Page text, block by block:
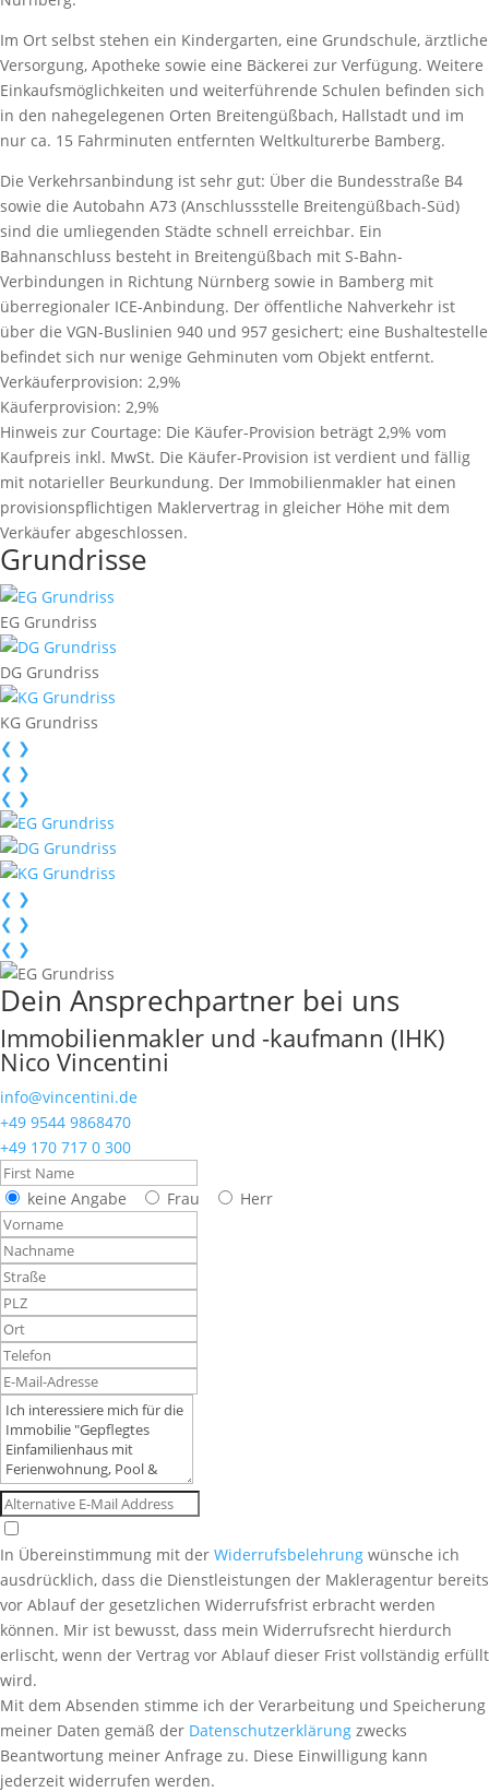
Im Ort selbst stehen ein Kindergarten, eine Grundschule, ärztliche
Versorgung, Apotheke sowie eine Bäckerei zur Verfügung. Weitere
Einkaufsmöglichkeiten und weiterführende Schulen befinden sich
in den nahegelegenen Orten Breitengüßbach, Hallstadt und im
nur ca. 15 Fahrminuten entfernten Weltkulturerbe Bamberg.
Die Verkehrsanbindung ist sehr gut: Über die Bundesstraße B4
sowie die Autobahn A73 (Anschlussstelle Breitengüßbach-Süd)
sind die umliegenden Städte schnell erreichbar. Ein
Bahnanschluss besteht in Breitengüßbach mit S-Bahn-
Verbindungen in Richtung Nürnberg sowie in Bamberg mit
überregionaler ICE-Anbindung. Der öffentliche Nahverkehr ist
über die VGN-Buslinien 940 und 957 gesichert; eine Bushaltestelle
befindet sich nur wenige Gehminuten vom Objekt entfernt.
Verkäuferprovision: 2,9%
Käuferprovision: 2,9%
Hinweis zur Courtage: Die Käufer-Provision beträgt 2,9% vom
Kaufpreis inkl. MwSt. Die Käufer-Provision ist verdient und fällig
mit notarieller Beurkundung. Der Immobilienmakler hat einen
provisionspﬂichtigen Maklervertrag in gleicher Höhe mit dem
Verkäufer abgeschlossen.
Grundrisse
EG Grundriss
DG Grundriss
KG Grundriss
❮ ❯
❮ ❯
❮ ❯
❮ ❯
❮ ❯
❮ ❯
Dein Ansprechpartner bei uns
Immobilienmakler und -kaufmann (IHK)
Nico Vincentini
info@vincentini.de
+49 9544 9868470
+49 170 717 0 300
keine Angabe Frau Herr
In Übereinstimmung mit der Widerrufsbelehrung wünsche ich
ausdrücklich, dass die Dienstleistungen der Makleragentur bereits
vor Ablauf der gesetzlichen Widerrufsfrist erbracht werden
können. Mir ist bewusst, dass mein Widerrufsrecht hierdurch
erlischt, wenn der Vertrag vor Ablauf dieser Frist vollständig erfüllt
wird.
Mit dem Absenden stimme ich der Verarbeitung und Speicherung
meiner Daten gemäß der Datenschutzerklärung zwecks
Beantwortung meiner Anfrage zu. Diese Einwilligung kann
jederzeit widerrufen werden.